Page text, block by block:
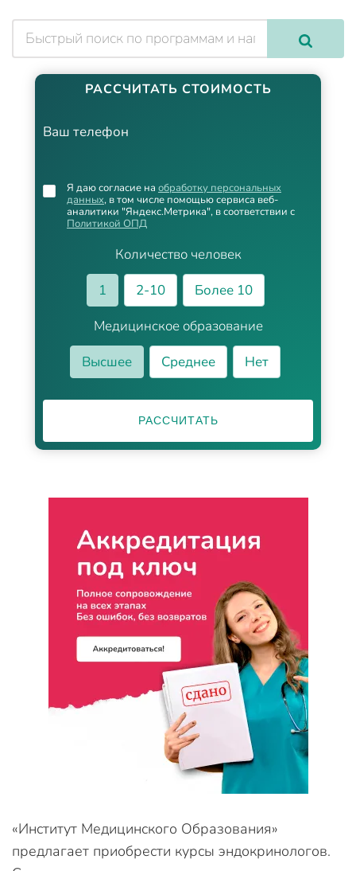
РАССЧИТАТЬ СТОИМОСТЬ
Ваш телефон
Количество человек
1
2-10
Более 10
Медицинское образование
Высшее
Среднее Нет
Я даю согласие на обработку персональных
данных, в том числе помощью сервиса веб-
аналитики "Яндекс.Метрика", в соответствии с
Политикой ОПД
РАССЧИТАТЬ
«Институт Медицинского Образования»
предлагает приобрести курсы эндокринологов.